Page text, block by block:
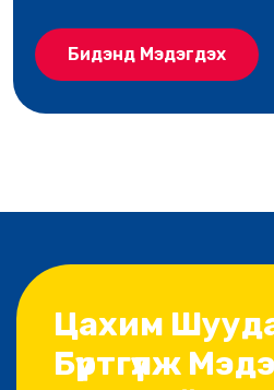
Бидэнд Мэдэгдэх
Цахим
Бүртгүүлж